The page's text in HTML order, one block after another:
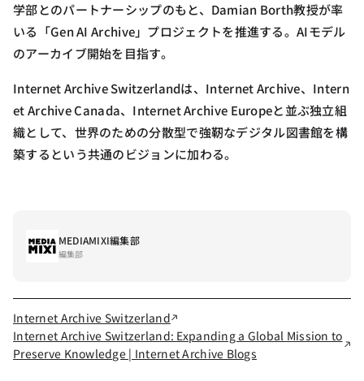
学部とのパートナーシップのもと、Damian Borth教授が率
いる「Gen AI Archive」プロジェクトを推進する。AIモデル
のアーカイブ開始を目指す。
Internet Archive Switzerlandは、Internet Archive、Intern
et Archive Canada、Internet Archive Europeと並ぶ独立組
織として、世界のための分散型で強靭なデジタル図書館を構
築するという共通のビジョンに加わる。
MEDIAMIXI編集部
編集部
Internet Archive Switzerland
Internet Archive Switzerland: Expanding a Global Mission to
Preserve Knowledge | Internet Archive Blogs